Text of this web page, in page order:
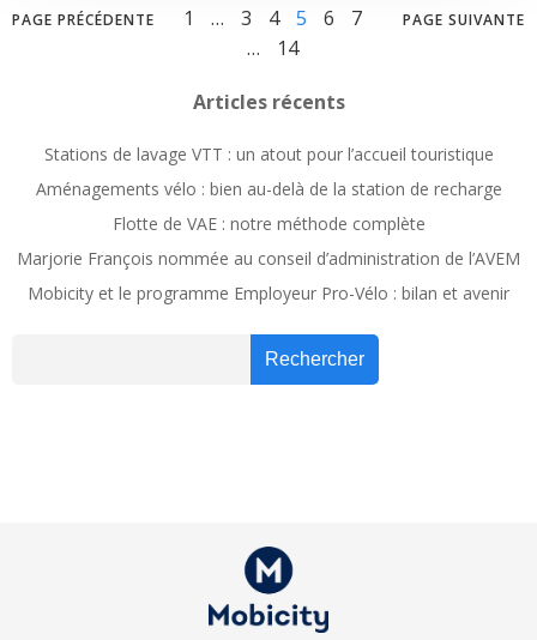
Posts
navigation
PAGE PRÉCÉDENTE
Posts
navigation
Page
1 … Page
3 Page
4 Page
5 Page
6 Page
7
…
Page
14
Posts
PAGE SUIVANTE
Articles récents
Stations de lavage VTT : un atout pour l’accueil touristique
Aménagements vélo : bien au-delà de la station de recharge
Flotte de VAE : notre méthode complète
Marjorie François nommée au conseil d’administration de l’AVEM
Mobicity et le programme Employeur Pro-Vélo : bilan et avenir
Rechercher